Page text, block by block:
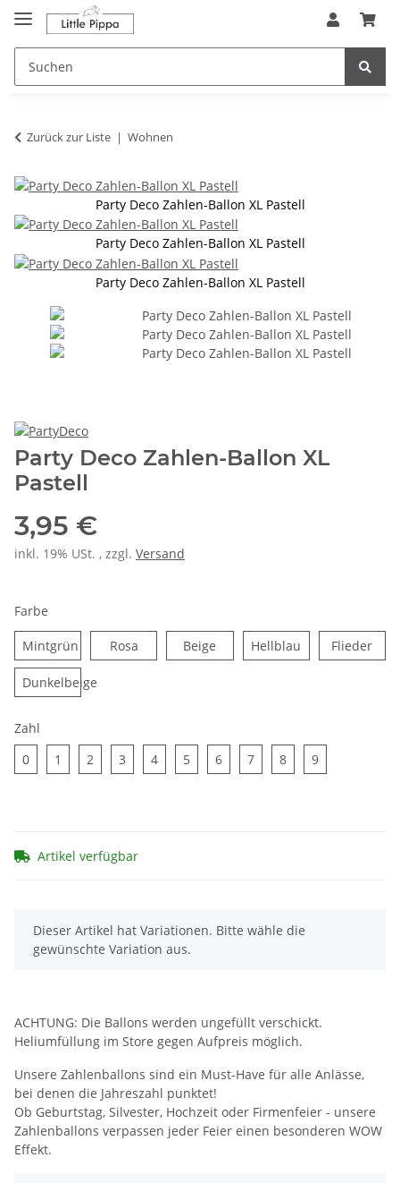
Zum Hauptinhalt springen
springen
Zurück zur Liste Wohnen
Party Deco Zahlen-Ballon XL Pastell
Party Deco Zahlen-Ballon XL Pastell
Party Deco Zahlen-Ballon XL Pastell
Party Deco Zahlen-Ballon XL
Pastell
3,95 €
inkl. 19% USt. , zzgl. Versand
Farbe
Mintgrün
Mintgrün
RosaRosa Beige Hellblau HellblauFlieder
Dunkelbeige
Dunkelbeige
Zahl
00 1 2 3 44 5 66 77 88 99
Artikel verfügbar
x
Dieser Artikel hat Variationen. Bitte wähle die
gewünschte Variation aus.
ACHTUNG: Die Ballons werden ungefüllt verschickt.
Heliumfüllung im Store gegen Aufpreis möglich.
Unsere Zahlenballons sind ein Must-Have für alle Anlässe,
bei denen die Jahreszahl punktet!
Ob Geburtstag, Silvester, Hochzeit oder Firmenfeier - unsere
Zahlenballons verpassen jeder Feier einen besonderen WOW
Effekt.